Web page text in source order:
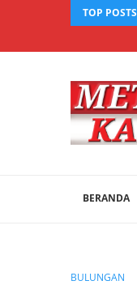
TOP POSTS
BERANDA
BULUNGAN